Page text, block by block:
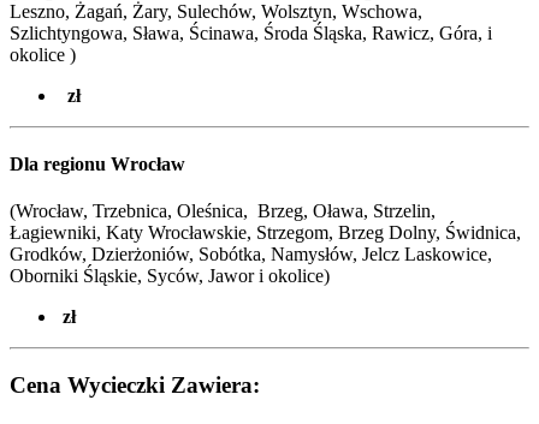
Leszno, Żagań, Żary, Sulechów, Wolsztyn, Wschowa,
Szlichtyngowa, Sława, Ścinawa, Środa Śląska, Rawicz, Góra, i
okolice )
zł
Dla regionu Wrocław
(Wrocław, Trzebnica, Oleśnica, Brzeg, Oława, Strzelin,
Łagiewniki, Katy Wrocławskie, Strzegom, Brzeg Dolny, Świdnica,
Grodków, Dzierżoniów, Sobótka, Namysłów, Jelcz Laskowice,
Oborniki Śląskie, Syców, Jawor i okolice)
zł
Cena Wycieczki Zawiera: